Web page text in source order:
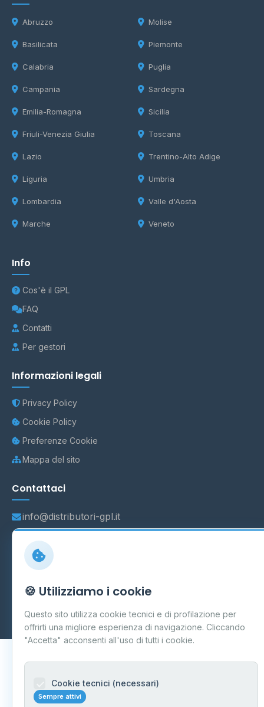
Abruzzo
Basilicata
Calabria
Campania
Emilia-Romagna
Friuli-Venezia Giulia
Lazio
Liguria
Lombardia
Marche
Molise
Piemonte
Puglia
Sardegna
Sicilia
Toscana
Trentino-Alto Adige
Umbria
Valle d'Aosta
Veneto
Info
Cos'è il GPL
FAQ
Contatti
Per gestori
Informazioni legali
Privacy Policy
Cookie Policy
Preferenze Cookie
Mappa del sito
Contattaci
info@distributori-gpl.it
Carpi P.IVA 03859300364
Dati forniti da Ministero delle Imprese e del Made in Italy
Aggiornamento quotidiano
🍪 Utilizziamo i cookie
Questo sito utilizza cookie tecnici e di profilazione per
offrirti una migliore esperienza di navigazione. Cliccando
"Accetta" acconsenti all'uso di tutti i cookie.
Cookie tecnici (necessari)
Sempre attivi